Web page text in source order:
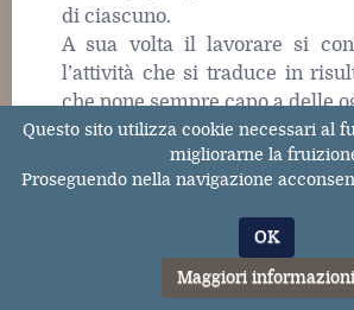
di ciascuno.
A sua volta il lavorare si
l’attività che si traduce in
che pone sempre capo a delle
siano esse della mano o della
Lavorare è arrivare a disporre
per noi e prendersi cura di
esplica in modo specifico
dell’avere qualcosa e del
coerente con tale obiettivo. Di
la logica del lavorare esige il
Questo sito utilizza cookie necessari al
migliorarne la
Proseguendo nella navigazione
OK
Maggiori informazioni